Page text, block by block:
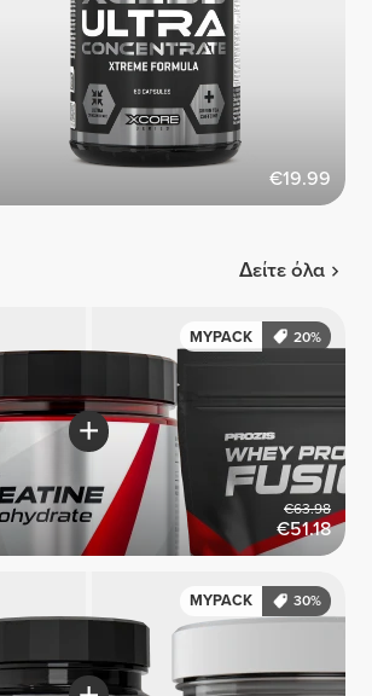
€19.99
Δείτε όλα
MYPACK 20%
€51.18
€63.98
MYPACK 30%